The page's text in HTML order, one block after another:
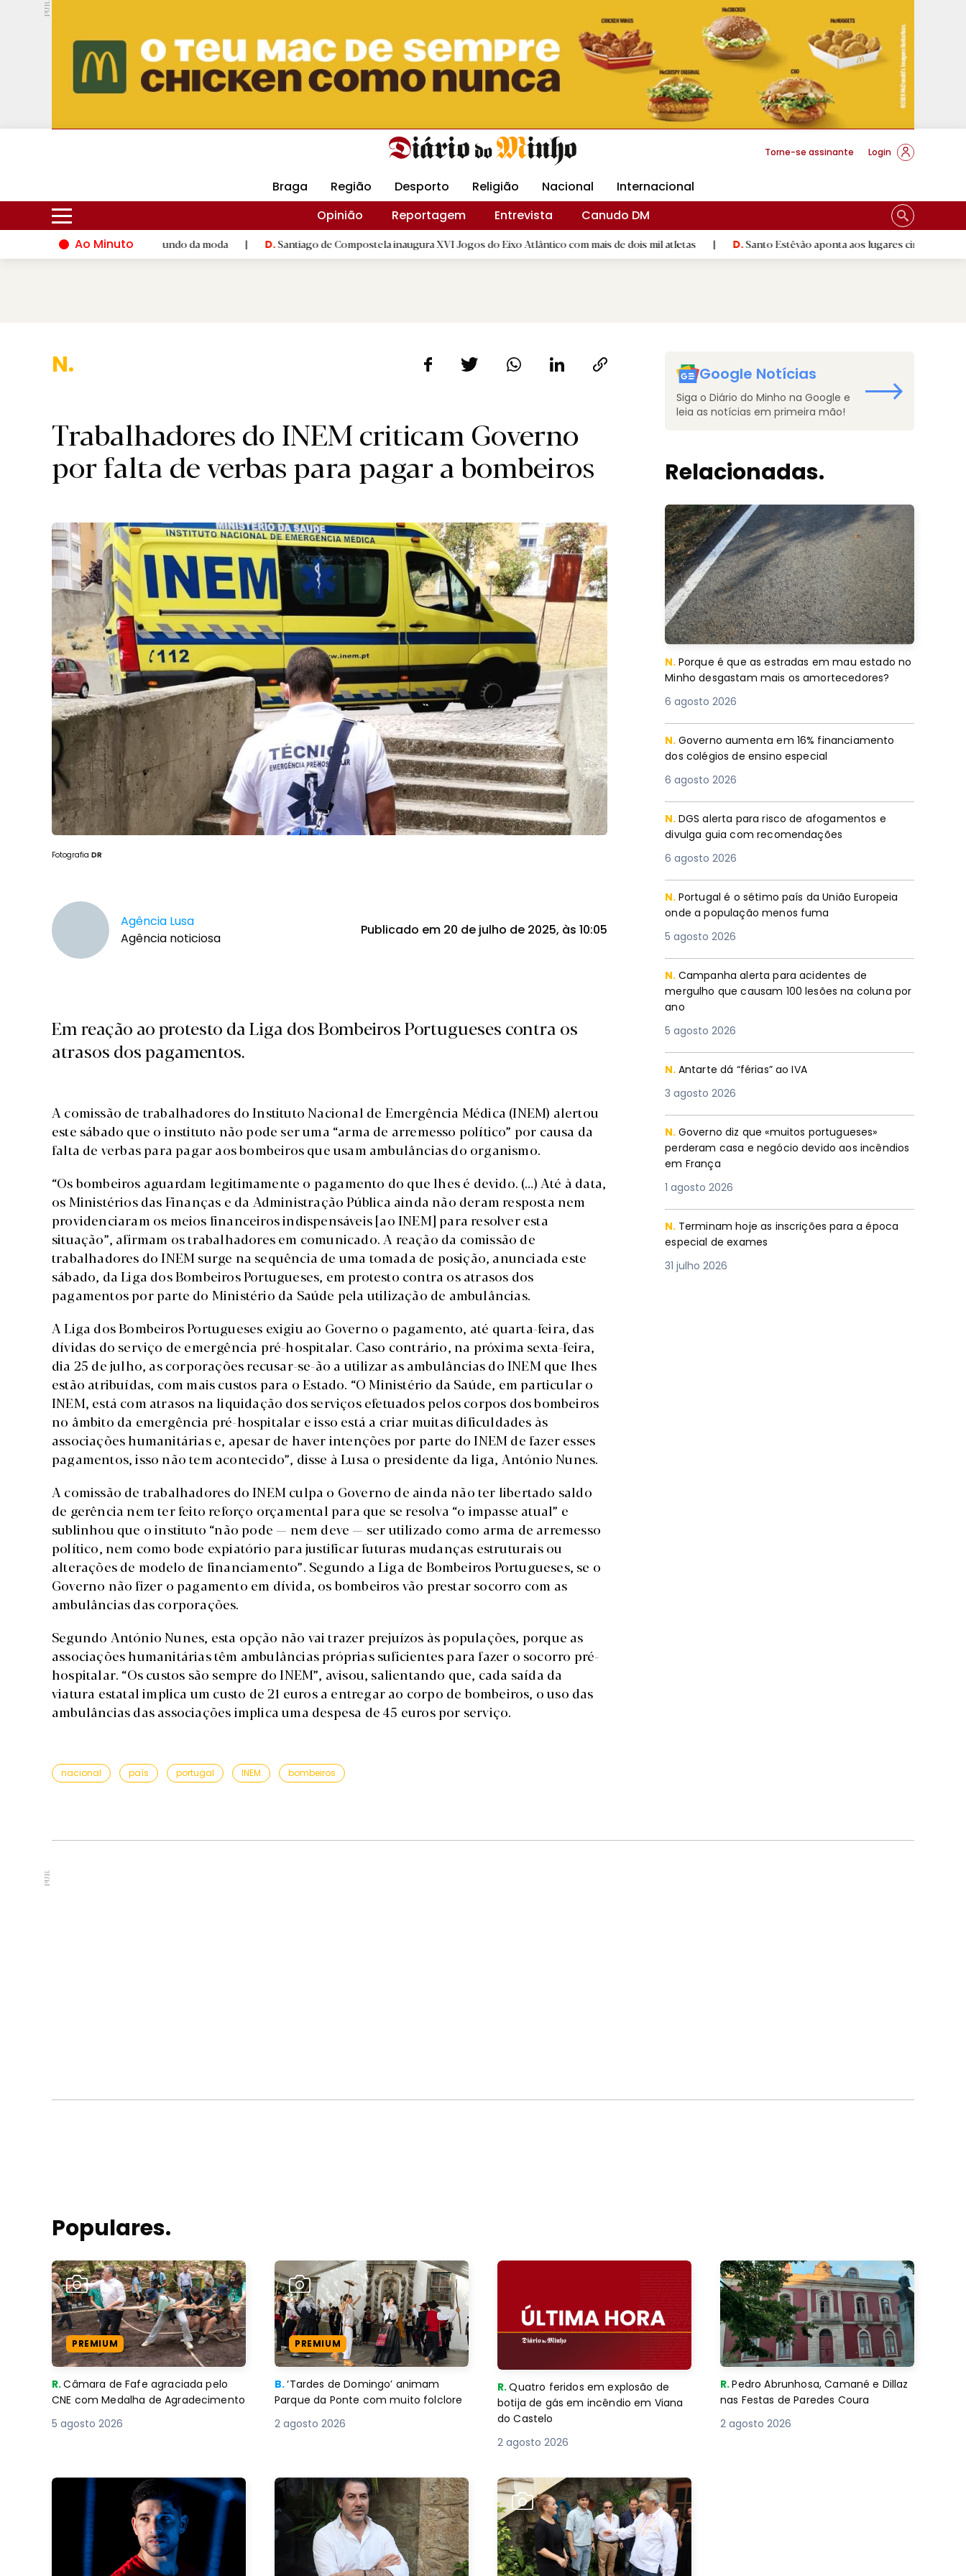
PUB.
Hoje 17ºC 28ºC DMtv Revista Minha Gráfica DM Livraria DM Arquidiocese Braga
Torne-se assinante Login
Braga Região Desporto Religião Nacional
Internacional
Opinião
Reportagem Entrevista
Canudo DM
Ao Minuto
e à inovação do mundo da moda | D.Santiago de Compostela inaugura XVI Jogos do Eixo Atlântico com mais de dois mil atletas | D.Santo Estêvão aponta aos lugares cimeiros da Honra
Naci
Trabalhadores do INEM criticam Governo
por falta de verbas para pagar a bombeiros
Fotografia DR
Agência Lusa
Agência noticiosa
Publicado em 20 de julho de 2025, às 10:05
Em reação ao protesto da Liga dos Bombeiros Portugueses contra os
atrasos dos pagamentos.
A comissão de trabalhadores do Instituto Nacional de Emergência Médica (INEM) alertou
este sábado que o instituto não pode ser uma “arma de arremesso político” por causa da
falta de verbas para pagar aos bombeiros que usam ambulâncias do organismo.
“Os bombeiros aguardam legitimamente o pagamento do que lhes é devido. (…) Até à data,
os Ministérios das Finanças e da Administração Pública ainda não deram resposta nem
providenciaram os meios financeiros indispensáveis [ao INEM] para resolver esta
situação”, afirmam os trabalhadores em comunicado. A reação da comissão de
trabalhadores do INEM surge na sequência de uma tomada de posição, anunciada este
sábado, da Liga dos Bombeiros Portugueses, em protesto contra os atrasos dos
pagamentos por parte do Ministério da Saúde pela utilização de ambulâncias.
A Liga dos Bombeiros Portugueses exigiu ao Governo o pagamento, até quarta-feira, das
dívidas do serviço de emergência pré-hospitalar. Caso contrário, na próxima sexta-feira,
dia 25 de julho, as corporações recusar-se-ão a utilizar as ambulâncias do INEM que lhes
estão atribuídas, com mais custos para o Estado. “O Ministério da Saúde, em particular o
INEM, está com atrasos na liquidação dos serviços efetuados pelos corpos dos bombeiros
no âmbito da emergência pré-hospitalar e isso está a criar muitas dificuldades às
associações humanitárias e, apesar de haver intenções por parte do INEM de fazer esses
pagamentos, isso não tem acontecido”, disse à Lusa o presidente da liga, António Nunes.
A comissão de trabalhadores do INEM culpa o Governo de ainda não ter libertado saldo
de gerência nem ter feito reforço orçamental para que se resolva “o impasse atual” e
sublinhou que o instituto “não pode — nem deve — ser utilizado como arma de arremesso
político, nem como bode expiatório para justificar futuras mudanças estruturais ou
alterações de modelo de financiamento”. Segundo a Liga de Bombeiros Portugueses, se o
Governo não fizer o pagamento em dívida, os bombeiros vão prestar socorro com as
ambulâncias das corporações.
Segundo António Nunes, esta opção não vai trazer prejuízos às populações, porque as
associações humanitárias têm ambulâncias próprias suficientes para fazer o socorro pré-
hospitalar. “Os custos são sempre do INEM”, avisou, salientando que, cada saída da
viatura estatal implica um custo de 21 euros a entregar ao corpo de bombeiros, o uso das
ambulâncias das associações implica uma despesa de 45 euros por serviço.
nacional país portugal INEM bombeiros
Google Notícias
Siga o Diário do Minho na Google e
leia as notícias em primeira mão!
Relacionadas.
N. Porque é que as estradas em mau estado no
Minho desgastam mais os amortecedores?
6 agosto 2026
N. Governo aumenta em 16% financiamento
dos colégios de ensino especial
6 agosto 2026
N. DGS alerta para risco de afogamentos e
divulga guia com recomendações
6 agosto 2026
N. Portugal é o sétimo país da União Europeia
onde a população menos fuma
5 agosto 2026
N. Campanha alerta para acidentes de
mergulho que causam 100 lesões na coluna por
ano
5 agosto 2026
N. Antarte dá “férias” ao IVA
3 agosto 2026
N. Governo diz que «muitos portugueses»
perderam casa e negócio devido aos incêndios
em França
1 agosto 2026
N. Terminam hoje as inscrições para a época
especial de exames
31 julho 2026
PUB.
Populares.
PREMIUM
R.Câmara de Fafe agraciada pelo
CNE com Medalha de Agradecimento
5 agosto 2026
PREMIUM
B.‘Tardes de Domingo’ animam
Parque da Ponte com muito folclore
2 agosto 2026
R.Quatro feridos em explosão de
botija de gás em incêndio em Viana
do Castelo
2 agosto 2026
R.Pedro Abrunhosa, Camané e Dillaz
nas Festas de Paredes Coura
2 agosto 2026